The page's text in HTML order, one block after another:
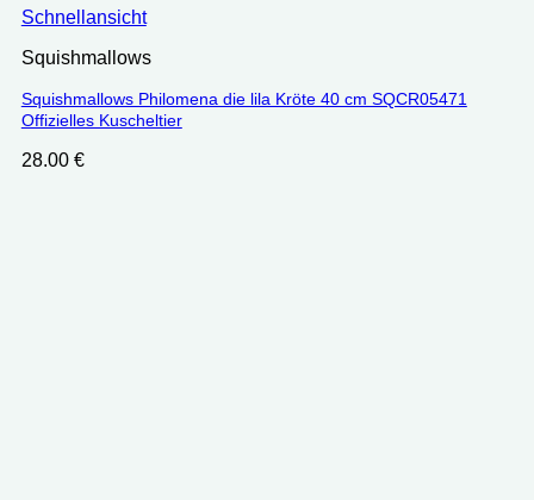
Schnellansicht
Squishmallows
Squishmallows Philomena die lila Kröte 40 cm SQCR05471
Offizielles Kuscheltier
28.00 €